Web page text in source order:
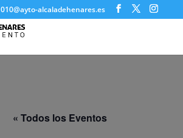
010@ayto-alcaladehenares.es
« Todos los Eventos